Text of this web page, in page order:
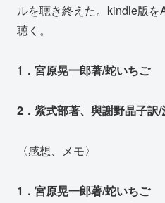
ルを聴き終えた。kindle版
聴く。
1．宮原晃一郎著/蛇いちご
2．紫式部著、與謝野晶子訳
〈感想、メモ〉
1．宮原晃一郎著/蛇いちご